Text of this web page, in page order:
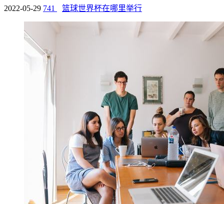
2022-05-29 741 篮球世界杯在哪里举行